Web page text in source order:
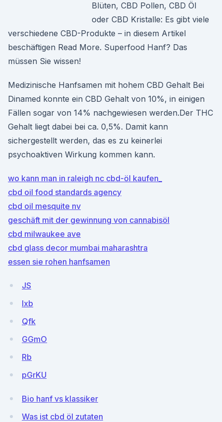
Blüten, CBD Pollen, CBD Öl
oder CBD Kristalle: Es gibt viele
verschiedene CBD-Produkte – in diesem Artikel
beschäftigen Read More. Superfood Hanf? Das
müssen Sie wissen!
Medizinische Hanfsamen mit hohem CBD Gehalt Bei
Dinamed konnte ein CBD Gehalt von 10%, in einigen
Fällen sogar von 14% nachgewiesen werden.Der THC
Gehalt liegt dabei bei ca. 0,5%. Damit kann
sichergestellt werden, das es zu keinerlei
psychoaktiven Wirkung kommen kann.
wo kann man in raleigh nc cbd-öl kaufen_
cbd oil food standards agency
cbd oil mesquite nv
geschäft mit der gewinnung von cannabisöl
cbd milwaukee ave
cbd glass decor mumbai maharashtra
essen sie rohen hanfsamen
JS
lxb
Qfk
GGmO
Rb
pGrKU
Bio hanf vs klassiker
Was ist cbd öl zutaten